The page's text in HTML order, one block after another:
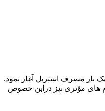
جراحی یک بار مصرف استریل آغاز نمود.
های مؤثری نیز دراین خصوص